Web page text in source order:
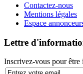
Contactez-nous
Mentions légales
Espace
Lettre
Inscrivez-vous pour être